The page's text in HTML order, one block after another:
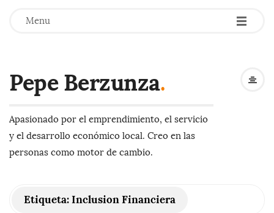
Menu -
-
-
Pepe Berzunza.
Apasionado por el emprendimiento, el servicio
y el desarrollo económico local. Creo en las
personas como motor de cambio.
Etiqueta:Inclusion Financiera